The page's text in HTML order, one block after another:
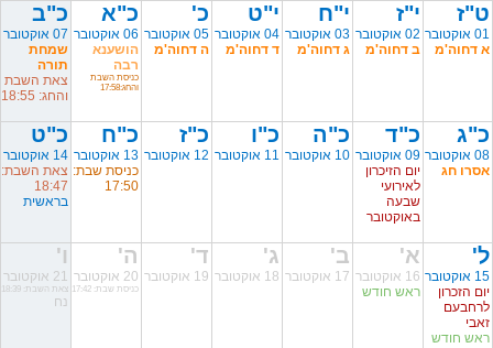
ט"ז
01 אוקטובר
א דחוה'מ
י"ז
02 אוקטובר
ב דחוה'מ
י"ח
03 אוקטובר
ג דחוה'מ
י"ט
04 אוקטובר
ד דחוה'מ
כ'
05 אוקטובר
ה דחוה'מ
כ"א
06 אוקטובר
הושענא
רבה
כניסת השבת
והחג:17:58
כ"ב
07 אוקטובר
שמחת
תורה
צאת השבת
והחג: 18:55
כ"ג
08 אוקטובר
אסרו חג
כ"ד
09 אוקטובר
יום הזיכרון
לאירועי
שבעה
באוקטובר
כ"ה
10 אוקטובר
כ"ו
11 אוקטובר
כ"ז
12 אוקטובר
כ"ח
13 אוקטובר
כניסת שבת:
17:50
כ"ט
14 אוקטובר
צאת השבת:
18:47
בראשית
ל'
15 אוקטובר
יום הזכרון
לרחבעם
זאבי
ראש חודש
א'
16 אוקטובר
ראש חודש
ב'
17 אוקטובר
ג'
18 אוקטובר
ד'
19 אוקטובר
ה'
20 אוקטובר
כניסת שבת: 17:42
ו'
21 אוקטובר
צאת השבת: 18:39
נח